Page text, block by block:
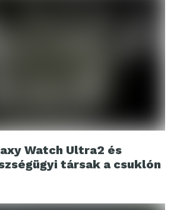
Watch Ultra2 és
társak a csuklón